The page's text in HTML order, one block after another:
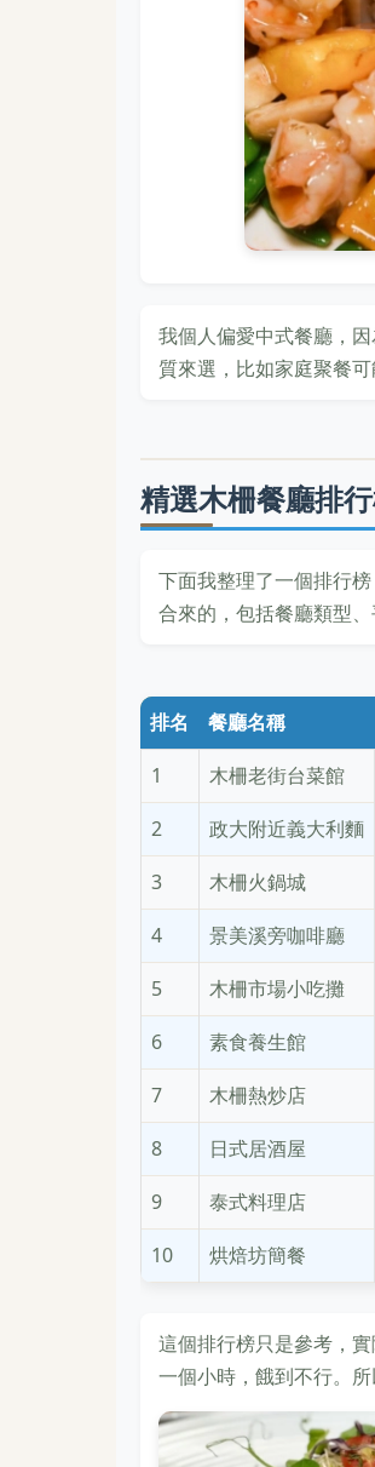
我個人偏愛中式餐廳，
質來選，比如家庭聚餐
精選木柵餐廳排
下面我整理了一個排行
合來的，包括餐廳類型
排名 餐廳名稱
1
木柵老街台菜館
2
政大附近義大利麵
3
木柵火鍋城
4
景美溪旁咖啡廳
5
木柵市場小吃攤
6
素食養生館
7
木柵熱炒店
8
日式居酒屋
9
泰式料理店
10
烘焙坊簡餐
這個排行榜只是參考，
一個小時，餓到不行。